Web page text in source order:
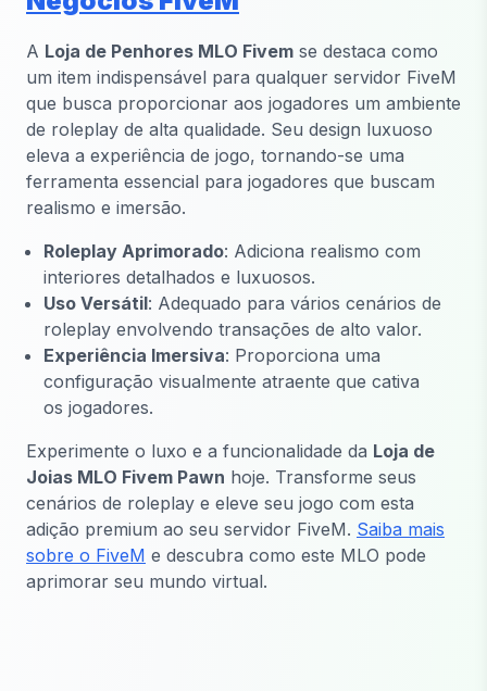
A Loja de Penhores MLO Fivem se destaca como
um item indispensável para qualquer servidor FiveM
que busca proporcionar aos jogadores um ambiente
de roleplay de alta qualidade. Seu design luxuoso
eleva a experiência de jogo, tornando-se uma
ferramenta essencial para jogadores que buscam
realismo e imersão.
Roleplay Aprimorado: Adiciona realismo com
interiores detalhados e luxuosos.
Uso Versátil: Adequado para vários cenários de
roleplay envolvendo transações de alto valor.
Experiência Imersiva: Proporciona uma
configuração visualmente atraente que cativa
os jogadores.
Experimente o luxo e a funcionalidade da Loja de
Joias MLO Fivem Pawn hoje. Transforme seus
cenários de roleplay e eleve seu jogo com esta
adição premium ao seu servidor FiveM. Saiba mais
sobre o FiveM e descubra como este MLO pode
aprimorar seu mundo virtual.